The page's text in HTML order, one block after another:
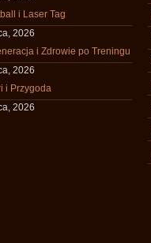
i Laser Tag
2026
i Zdrowie po Treningu
2026
i Przygoda
2026